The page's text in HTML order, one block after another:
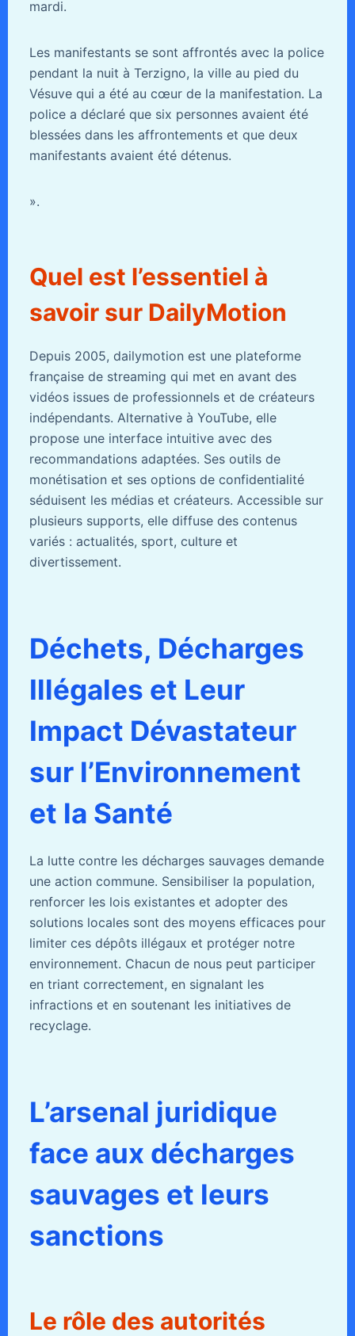
mardi.
Les manifestants se sont affrontés avec la police
pendant la nuit à Terzigno, la ville au pied du
Vésuve qui a été au cœur de la manifestation. La
police a déclaré que six personnes avaient été
blessées dans les affrontements et que deux
manifestants avaient été détenus.
».
Quel est l’essentiel à
savoir sur DailyMotion
Depuis 2005, dailymotion est une plateforme
française de streaming qui met en avant des
vidéos issues de professionnels et de créateurs
indépendants. Alternative à YouTube, elle
propose une interface intuitive avec des
recommandations adaptées. Ses outils de
monétisation et ses options de confidentialité
séduisent les médias et créateurs. Accessible sur
plusieurs supports, elle diffuse des contenus
variés : actualités, sport, culture et
divertissement.
Déchets, Décharges
Illégales et Leur
Impact Dévastateur
sur l’Environnement
et la Santé
La lutte contre les décharges sauvages demande
une action commune. Sensibiliser la population,
renforcer les lois existantes et adopter des
solutions locales sont des moyens efficaces pour
limiter ces dépôts illégaux et protéger notre
environnement. Chacun de nous peut participer
en triant correctement, en signalant les
infractions et en soutenant les initiatives de
recyclage.
L’arsenal juridique
face aux décharges
sauvages et leurs
sanctions
Le rôle des autorités